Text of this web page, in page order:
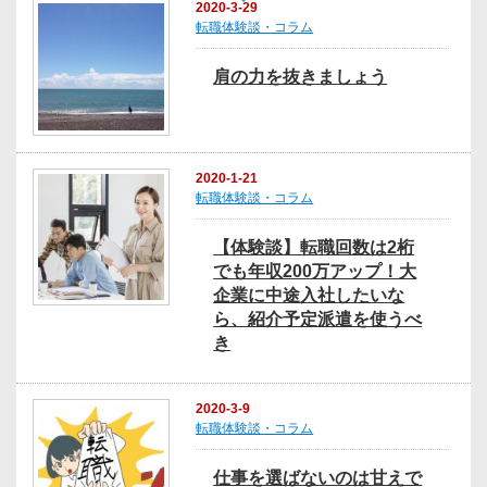
2020-3-29
転職体験談・コラム
肩の力を抜きましょう
2020-1-21
転職体験談・コラム
【体験談】転職回数は2桁
でも年収200万アップ！大
企業に中途入社したいな
ら、紹介予定派遣を使うべ
き
2020-3-9
転職体験談・コラム
仕事を選ばないのは甘えで